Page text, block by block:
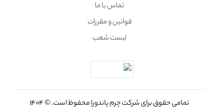
تماس با ما
قوانین و مقررات
لیست شعب
تمامی حقوق برای شرکت چرم پاندورا محفوظ است. © 1404